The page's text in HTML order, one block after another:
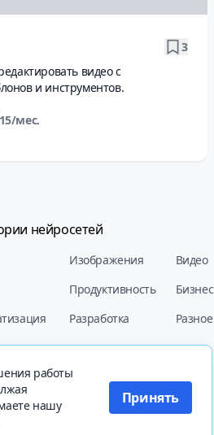
3
видео с
и инструментов.
мес.
нейросетей
Изображения
Видео
Продуктивность
Бизнес
Разработка Разное
и стоимости платных функций, носит
положениями Статьи 437 (2)
работы
нашу
Принять